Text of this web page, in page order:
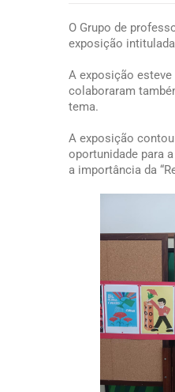
O Grupo de
exposição intitulada
A exposição
colaboraram
tema.
A exposição
oportunidade para
a importância da